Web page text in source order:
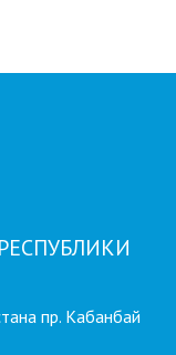
пр. Кабанбай